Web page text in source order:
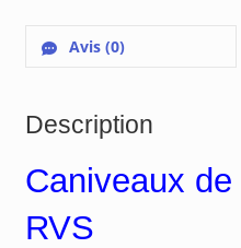
Avis (0)
Description
Caniveaux
RVS